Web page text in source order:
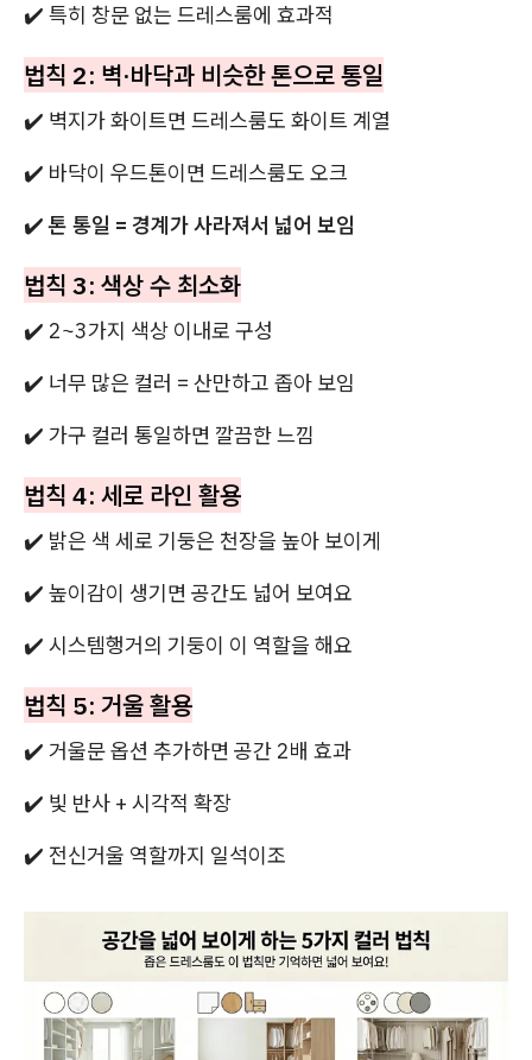
✔️ 특히 창문 없는 드레스룸에 효과적
법칙 2: 벽·바닥과 비슷한 톤으로 통일
✔️ 벽지가 화이트면 드레스룸도 화이트 계열
✔️ 바닥이 우드톤이면 드레스룸도 오크
✔️톤 통일 = 경계가 사라져서 넓어 보임
법칙 3: 색상 수 최소화
✔️ 2~3가지 색상 이내로 구성
✔️ 너무 많은 컬러 = 산만하고 좁아 보임
✔️ 가구 컬러 통일하면 깔끔한 느낌
법칙 4: 세로 라인 활용
✔️ 밝은 색 세로 기둥은 천장을 높아 보이게
✔️ 높이감이 생기면 공간도 넓어 보여요
✔️ 시스템행거의 기둥이 이 역할을 해요
법칙 5: 거울 활용
✔️ 거울문 옵션 추가하면 공간 2배 효과
✔️ 빛 반사 + 시각적 확장
✔️ 전신거울 역할까지 일석이조